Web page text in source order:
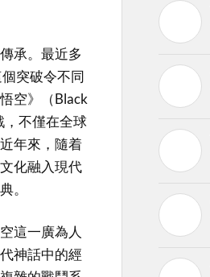
承。最近多
突破令不同
空》（Black
，不僅在全球
年來，隨着
化融入現代
。
這一廣為人
神話中的經